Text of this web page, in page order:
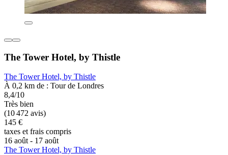
The Tower Hotel, by Thistle
The Tower Hotel, by Thistle
À 0,2 km de : Tour de Londres
8,4/10
Très bien
(10 472 avis)
145 €
taxes et frais compris
16 août - 17 août
The Tower Hotel, by Thistle